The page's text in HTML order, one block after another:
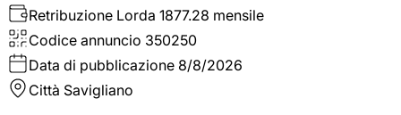
Retribuzione Lorda 1877.28 mensile
Codice annuncio 350250
Data di pubblicazione 8/8/2026
Città Savigliano